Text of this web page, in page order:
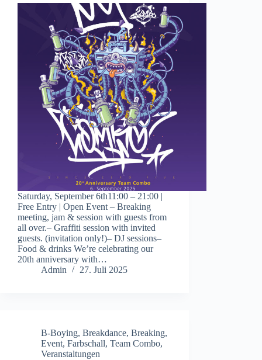
Saturday, September 6th11:00 – 21:00 |
Free Entry | Open Event – Breaking
meeting, jam & session with guests from
all over.– Graffiti session with invited
guests. (invitation only!)– DJ sessions–
Food & drinks We’re celebrating our
20th anniversary with…
Admin
27. Juli 2025
B-Boying, Breakdance, Breaking,
Event, Farbschall, Team Combo,
Veranstaltungen